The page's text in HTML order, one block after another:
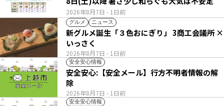
2026年8月7日 - 1日前
グルメ ニュース
2026年8月7日 - 1日前
新グルメ誕生「３色おにぎり」 3商工会議所 ×
いっさく
安全安心情報
2026年8月7日 - 1日前
安全安心:【安全メール】行方不明者情報の解
除
安全安心情報